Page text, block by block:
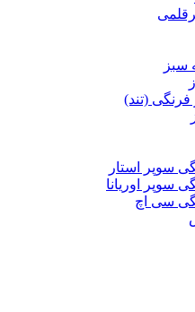
سبز
(تند)
سوپر استار
سوپر اوریانا
سی اچ